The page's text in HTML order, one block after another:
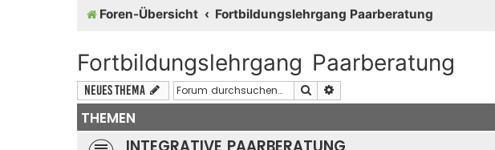
Foren-Übersicht Fortbildungslehrgang Paarberatung
Fortbildungslehrgang Paarberatung
Neues Thema Suche
THEMEN